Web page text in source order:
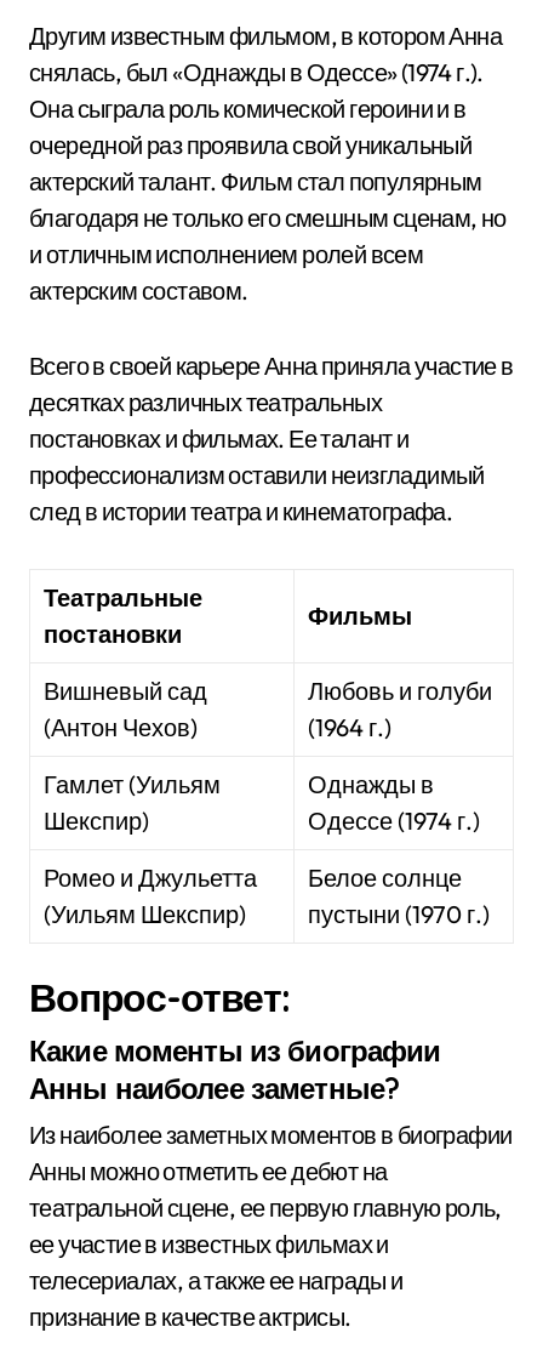
Другим известным фильмом, в котором Анна
снялась, был «Однажды в Одессе» (1974 г.).
Она сыграла роль комической героини и в
очередной раз проявила свой уникальный
актерский талант. Фильм стал популярным
благодаря не только его смешным сценам, но
и отличным исполнением ролей всем
актерским составом.
Всего в своей карьере Анна приняла участие в
десятках различных театральных
постановках и фильмах. Ее талант и
профессионализм оставили неизгладимый
след в истории театра и кинематографа.
Театральные
постановки
Фильмы
Вишневый сад
(Антон Чехов)
Любовь и голуби
(1964 г.)
Гамлет (Уильям
Шекспир)
Однажды в
Одессе (1974 г.)
Ромео и Джульетта
(Уильям Шекспир)
Белое солнце
пустыни (1970 г.)
Вопрос-ответ:
Какие моменты из биографии
Анны наиболее заметные?
Из наиболее заметных моментов в биографии
Анны можно отметить ее дебют на
театральной сцене, ее первую главную роль,
ее участие в известных фильмах и
телесериалах, а также ее награды и
признание в качестве актрисы.